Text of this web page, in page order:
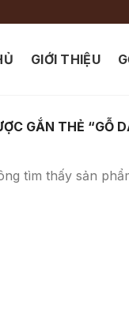
GIỚI THIỆU
GẮN THẺ “GỖ
tìm thấy sản